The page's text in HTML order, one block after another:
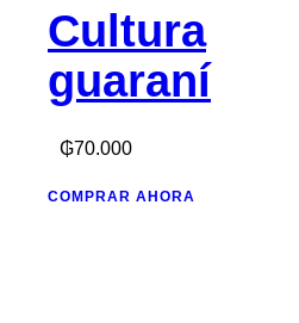
Cultura
guaraní
₲70.000
COMPRAR AHORA